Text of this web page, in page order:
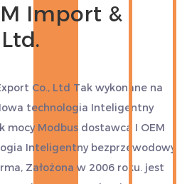
transmisję danych na
okablowania, co
bezpotencjałowym:
obsługę wejścia ze
(wbudowany zasilacz
odpowiednia do
Import &
Co., Ltd Tak wykonane na
technologia Inteligentny
mocy Modbus dostawca I OEM
Inteligentny bezprzewodowy
, Założona w 2006 roku. jest